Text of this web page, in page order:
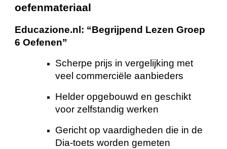
oefenmateriaal
Educazione.nl: “Begrijpend Lezen Groep
6 Oefenen”
Scherpe prijs in vergelijking met
veel commerciële aanbieders
Helder opgebouwd en geschikt
voor zelfstandig werken
Gericht op vaardigheden die in de
Dia-toets worden gemeten